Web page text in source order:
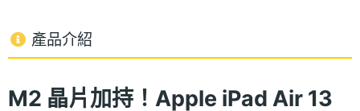
產品介紹
M2 晶片加持！Apple iPad Air 13